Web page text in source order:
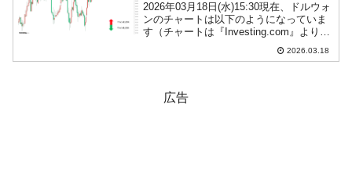
2026年03月18日(水)15:30現在、ドルウォ
ンのチャートは以下のようになっていま
す（チャートは『Investing.com』より引
用）。陰線が伸びました。現在のところ
「1ドル＝1,482ウォン」近辺の攻防とな
2026.03.18
広告